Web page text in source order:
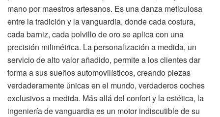
mano por maestros artesanos. Es una danza meticulosa
entre la tradición y la vanguardia, donde cada costura,
cada barniz, cada polvillo de oro se aplica con una
precisión milimétrica. La personalización a medida, un
servicio de alto valor añadido, permite a los clientes dar
forma a sus sueños automovilísticos, creando piezas
verdaderamente únicas en el mundo, verdaderos coches
exclusivos a medida. Más allá del confort y la estética, la
ingeniería de vanguardia es un motor indiscutible de su